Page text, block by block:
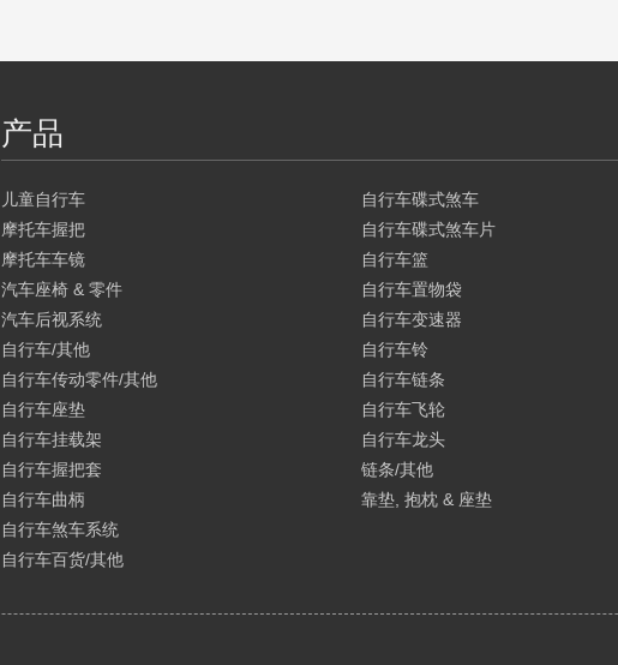
产品
儿童自行车
摩托车握把
摩托车车镜
汽车座椅 & 零件
汽车后视系统
自行车/其他
自行车传动零件/其他
自行车座垫
自行车挂载架
自行车握把套
自行车曲柄
自行车煞车系统
自行车百货/其他
自行车碟式煞车
自行车碟式煞车片
自行车篮
自行车置物袋
自行车变速器
自行车铃
自行车链条
自行车飞轮
自行车龙头
链条/其他
靠垫, 抱枕 & 座垫